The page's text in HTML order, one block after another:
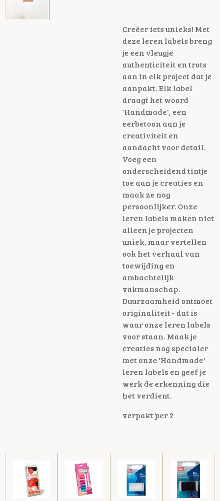
Creëer iets unieks! Met
deze leren labels breng
je een vleugje
authenticiteit en trots
aan in elk project dat je
aanpakt. Elk label
draagt het woord
'Handmade', een
eerbetoon aan je
creativiteit en
aandacht voor detail.
Voeg een
onderscheidend tintje
toe aan je creaties en
maak ze nog
persoonlijker. Onze
leren labels maken niet
alleen je projecten
uniek, maar vertellen
ook het verhaal van
toewijding en
ambachtelijk
vakmanschap.
Duurzaamheid ontmoet
originaliteit - dat is
waar onze leren labels
voor staan. Maak je
creaties nog specialer
met onze 'Handmade'
leren labels en geef je
werk de erkenning die
het verdient.
verpakt per 2